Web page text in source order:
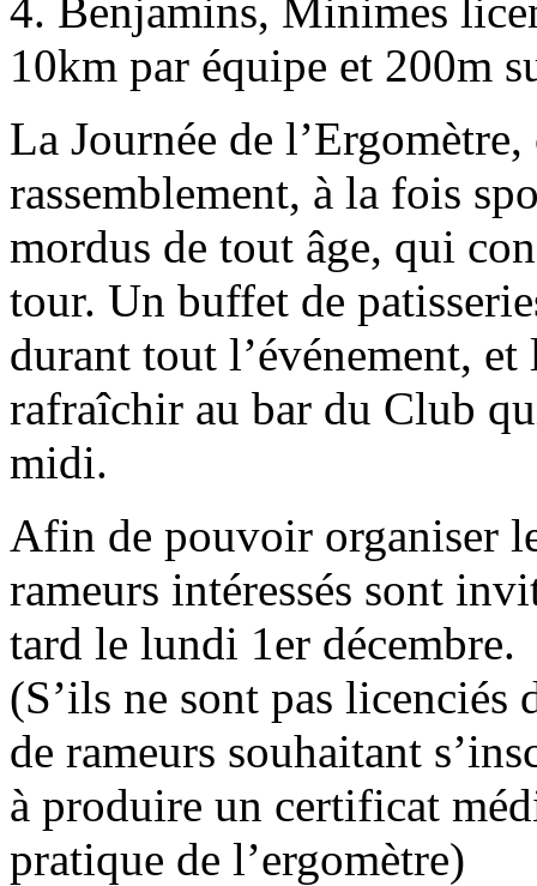
4. Benjamins, Minimes
10km par équipe et 200m
La Journée de
rassemblement, à la fois
mordus de tout âge, qui
tour. Un buffet de
durant tout l’événement,
rafraîchir au bar du Club
midi.
Afin de pouvoir organiser
rameurs intéressés sont
tard le lundi 1er décembre.
(S’ils ne sont pas licenciés
de rameurs souhaitant
à produire un certificat
pratique de l’ergomètre)